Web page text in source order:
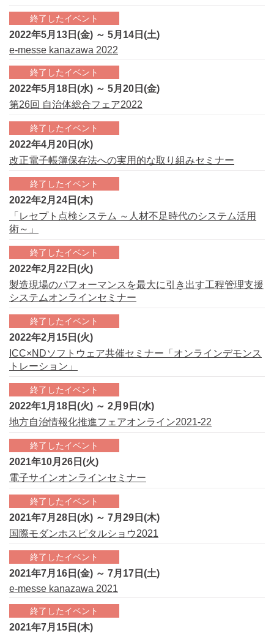
終了したイベント
2022年5月13日(金) ～ 5月14日(土)
e-messe kanazawa 2022
終了したイベント
2022年5月18日(水) ～ 5月20日(金)
第26回 自治体総合フェア2022
終了したイベント
2022年4月20日(水)
改正電子帳簿保存法への実用的な取り組みセミナー
終了したイベント
2022年2月24日(木)
「レセプト点検システム ～人材不足時代のシステム活用
術～」
終了したイベント
2022年2月22日(火)
製造現場のパフォーマンスを最大に引き出す工程管理支援
システムオンラインセミナー
終了したイベント
2022年2月15日(火)
ICC×NDソフトウェア共催セミナー「オンラインデモンス
トレーション」
終了したイベント
2022年1月18日(火) ～ 2月9日(水)
地方自治情報化推進フェアオンライン2021-22
終了したイベント
2021年10月26日(火)
電子サインオンラインセミナー
終了したイベント
2021年7月28日(水) ～ 7月29日(木)
国際モダンホスピタルショウ2021
終了したイベント
2021年7月16日(金) ～ 7月17日(土)
e-messe kanazawa 2021
終了したイベント
2021年7月15日(木)